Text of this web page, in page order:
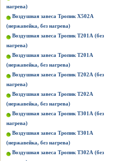
нагрева)
Воздушная завеса Тропик X502А
(нержавейка, без нагрева)
Воздушная завеса Тропик Т201А (без
нагрева)
Воздушная завеса Тропик Т201А
(нержавейка, без нагрева)
Воздушная завеса Тропик Т202А (без
нагрева)
Воздушная завеса Тропик Т202А
(нержавейка, без нагрева)
Воздушная завеса Тропик Т301А (без
нагрева)
Воздушная завеса Тропик Т301А
(нержавейка, без нагрева)
Воздушная завеса Тропик Т302А (без